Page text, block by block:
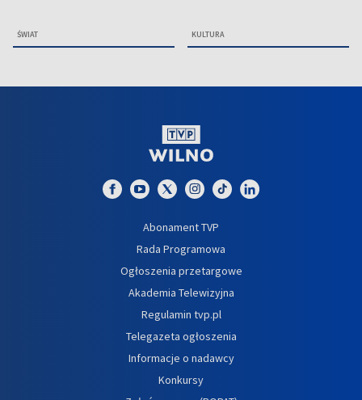
ŚWIAT KULTURA
Abonament TVP
Rada Programowa
Ogłoszenia przetargowe
Akademia Telewizyjna
Regulamin tvp.pl
Telegazeta ogłoszenia
Informacje o nadawcy
Konkursy